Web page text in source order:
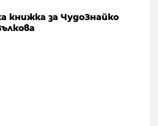
книжка за ЧудоЗнайко